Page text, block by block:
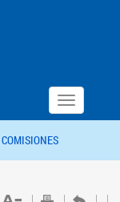
Toggle
navigation
COMISIONES